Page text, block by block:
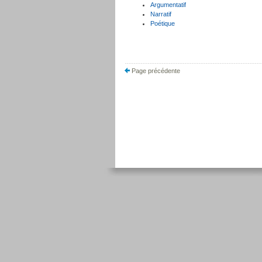
Argumentatif
Narratif
Poétique
Page précédente